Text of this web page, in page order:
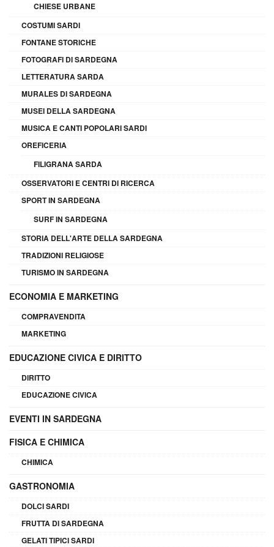
CHIESE URBANE
COSTUMI SARDI
FONTANE STORICHE
FOTOGRAFI DI SARDEGNA
LETTERATURA SARDA
MURALES DI SARDEGNA
MUSEI DELLA SARDEGNA
MUSICA E CANTI POPOLARI SARDI
OREFICERIA
FILIGRANA SARDA
OSSERVATORI E CENTRI DI RICERCA
SPORT IN SARDEGNA
SURF IN SARDEGNA
STORIA DELL'ARTE DELLA SARDEGNA
TRADIZIONI RELIGIOSE
TURISMO IN SARDEGNA
ECONOMIA E MARKETING
COMPRAVENDITA
MARKETING
EDUCAZIONE CIVICA E DIRITTO
DIRITTO
EDUCAZIONE CIVICA
EVENTI IN SARDEGNA
FISICA E CHIMICA
CHIMICA
GASTRONOMIA
DOLCI SARDI
FRUTTA DI SARDEGNA
GELATI TIPICI SARDI